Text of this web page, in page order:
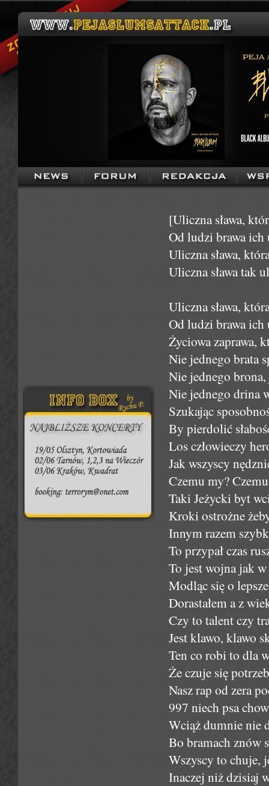
[Uliczna sława,
Od ludzi brawa ich
Uliczna sława,
Uliczna sława tak
Uliczna sława,
Od ludzi brawa ich
Życiowa zaprawa,
Nie jednego brata
Nie jednego
Nie jednego drina
Szukając
By pierdolić
Los człowieczy
Jak wszyscy
Czemu my?
Taki Jeżycki byt
Kroki ostrożne
Innym razem
To przypał czas
To jest wojna jak
Modląc się o
Dorastałem a z
Czy to talent czy
Jest klawo, klawo
Ten co robi to dla
Że czuje się
Nasz rap od zera
997 niech psa
Wciąż dumnie nie
Bo bramach znów
Wszyscy to chuje,
Inaczej niż dzisiaj